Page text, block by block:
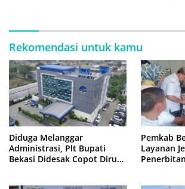
Rekomendasi untuk kamu
Diduga Melanggar
Administrasi, Plt Bupati
Bekasi Didesak Copot Dirum
Pemkab
Layanan